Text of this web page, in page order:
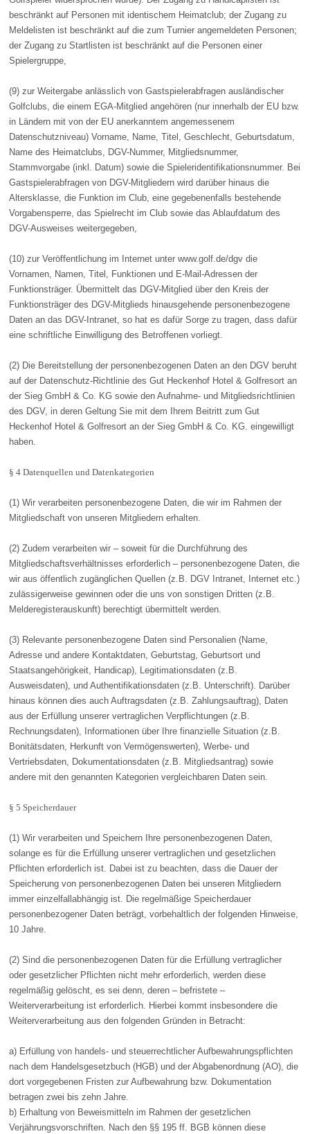
beschränkt auf Personen mit identischem Heimatclub; der Zugang zu
Meldelisten ist beschränkt auf die zum Turnier angemeldeten Personen;
der Zugang zu Startlisten ist beschränkt auf die Personen einer
Spielergruppe,
(9) zur Weitergabe anlässlich von Gastspielerabfragen ausländischer
Golfclubs, die einem EGA-Mitglied angehören (nur innerhalb der EU bzw.
in Ländern mit von der EU anerkanntem angemessenem
Datenschutzniveau) Vorname, Name, Titel, Geschlecht, Geburtsdatum,
Name des Heimatclubs, DGV-Nummer, Mitgliedsnummer,
Stammvorgabe (inkl. Datum) sowie die Spieleridentifikationsnummer. Bei
Gastspielerabfragen von DGV-Mitgliedern wird darüber hinaus die
Altersklasse, die Funktion im Club, eine gegebenenfalls bestehende
Vorgabensperre, das Spielrecht im Club sowie das Ablaufdatum des
DGV-Ausweises weitergegeben,
(10) zur Veröffentlichung im Internet unter www.golf.de/dgv die
Vornamen, Namen, Titel, Funktionen und E-Mail-Adressen der
Funktionsträger. Übermittelt das DGV-Mitglied über den Kreis der
Funktionsträger des DGV-Mitglieds hinausgehende personenbezogene
Daten an das DGV-Intranet, so hat es dafür Sorge zu tragen, dass dafür
eine schriftliche Einwilligung des Betroffenen vorliegt.
(2) Die Bereitstellung der personenbezogenen Daten an den DGV beruht
auf der Datenschutz-Richtlinie des Gut Heckenhof Hotel & Golfresort an
der Sieg GmbH & Co. KG sowie den Aufnahme- und Mitgliedsrichtlinien
des DGV, in deren Geltung Sie mit dem Ihrem Beitritt zum Gut
Heckenhof Hotel & Golfresort an der Sieg GmbH & Co. KG. eingewilligt
haben.
§ 4 Datenquellen und Datenkategorien
(1) Wir verarbeiten personenbezogene Daten, die wir im Rahmen der
Mitgliedschaft von unseren Mitgliedern erhalten.
(2) Zudem verarbeiten wir – soweit für die Durchführung des
Mitgliedschaftsverhältnisses erforderlich – personenbezogene Daten, die
wir aus öffentlich zugänglichen Quellen (z.B. DGV Intranet, Internet etc.)
zulässigerweise gewinnen oder die uns von sonstigen Dritten (z.B.
Melderegisterauskunft) berechtigt übermittelt werden.
(3) Relevante personenbezogene Daten sind Personalien (Name,
Adresse und andere Kontaktdaten, Geburtstag, Geburtsort und
Staatsangehörigkeit, Handicap), Legitimationsdaten (z.B.
Ausweisdaten), und Authentifikationsdaten (z.B. Unterschrift). Darüber
hinaus können dies auch Auftragsdaten (z.B. Zahlungsauftrag), Daten
aus der Erfüllung unserer vertraglichen Verpflichtungen (z.B.
Rechnungsdaten), Informationen über Ihre finanzielle Situation (z.B.
Bonitätsdaten, Herkunft von Vermögenswerten), Werbe- und
Vertriebsdaten, Dokumentationsdaten (z.B. Mitgliedsantrag) sowie
andere mit den genannten Kategorien vergleichbaren Daten sein.
§ 5 Speicherdauer
(1) Wir verarbeiten und Speichern Ihre personenbezogenen Daten,
solange es für die Erfüllung unserer vertraglichen und gesetzlichen
Pflichten erforderlich ist. Dabei ist zu beachten, dass die Dauer der
Speicherung von personenbezogenen Daten bei unseren Mitgliedern
immer einzelfallabhängig ist. Die regelmäßige Speicherdauer
personenbezogener Daten beträgt, vorbehaltlich der folgenden Hinweise,
10 Jahre.
(2) Sind die personenbezogenen Daten für die Erfüllung vertraglicher
oder gesetzlicher Pflichten nicht mehr erforderlich, werden diese
regelmäßig gelöscht, es sei denn, deren – befristete –
Weiterverarbeitung ist erforderlich. Hierbei kommt insbesondere die
Weiterverarbeitung aus den folgenden Gründen in Betracht:
a) Erfüllung von handels- und steuerrechtlicher Aufbewahrungspflichten
nach dem Handelsgesetzbuch (HGB) und der Abgabenordnung (AO), die
dort vorgegebenen Fristen zur Aufbewahrung bzw. Dokumentation
betragen zwei bis zehn Jahre.
b) Erhaltung von Beweismitteln im Rahmen der gesetzlichen
Verjährungsvorschriften. Nach den §§ 195 ff. BGB können diese